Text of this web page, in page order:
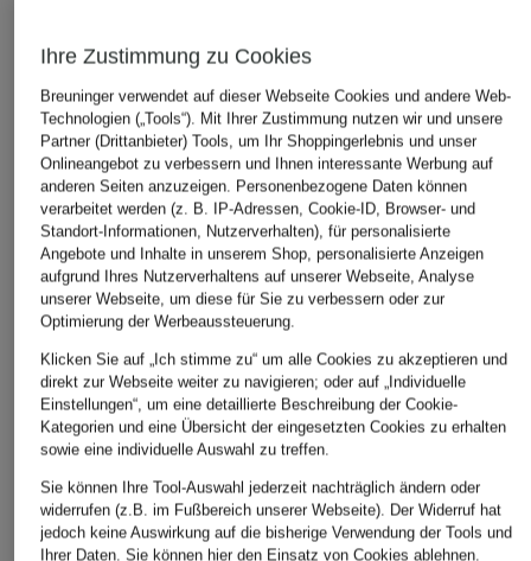
459,99 €
1.899,99 €
ÄHNLICHE ARTIKEL ENTDECKEN
Ihre Zustimmung zu Cookies
Breuninger verwendet auf dieser Webseite Cookies und andere Web-
Technologien („Tools“). Mit Ihrer Zustimmung nutzen wir und unsere
Partner (Drittanbieter) Tools, um Ihr Shoppingerlebnis und unser
Onlineangebot zu verbessern und Ihnen interessante Werbung auf
anderen Seiten anzuzeigen. Personenbezogene Daten können
verarbeitet werden (z. B. IP-Adressen, Cookie-ID, Browser- und
Standort-Informationen, Nutzerverhalten), für personalisierte
Angebote und Inhalte in unserem Shop, personalisierte Anzeigen
aufgrund Ihres Nutzerverhaltens auf unserer Webseite, Analyse
unserer Webseite, um diese für Sie zu verbessern oder zur
Optimierung der Werbeaussteuerung.
Klicken Sie auf „Ich stimme zu“ um alle Cookies zu akzeptieren und
direkt zur Webseite weiter zu navigieren; oder auf „Individuelle
Einstellungen“, um eine detaillierte Beschreibung der Cookie-
Kategorien und eine Übersicht der eingesetzten Cookies zu erhalten
sowie eine individuelle Auswahl zu treffen.
Sie können Ihre Tool-Auswahl jederzeit nachträglich ändern oder
widerrufen (z.B. im Fußbereich unserer Webseite). Der Widerruf hat
jedoch keine Auswirkung auf die bisherige Verwendung der Tools und
Ihrer Daten. Sie können hierden Einsatz von Cookies ablehnen.